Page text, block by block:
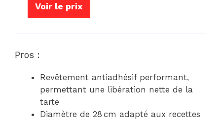
Voir le prix
Pros :
Revêtement antiadhésif performant,
permettant une libération nette de la
tarte
Diamètre de 28 cm adapté aux recettes